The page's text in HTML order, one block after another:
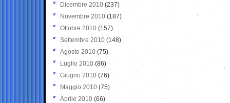
Dicembre 2010 (237)
Novembre 2010 (187)
Ottobre 2010 (157)
Settembre 2010 (148)
Agosto 2010 (75)
Luglio 2010 (86)
Giugno 2010 (76)
Maggio 2010 (75)
Aprile 2010 (66)